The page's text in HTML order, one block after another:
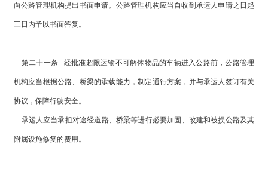
向公路管理机构提出书面申请。公路管理机构应当自收到承运人申请之日起
三日内予以书面答复。
第二十一条 经批准超限运输不可解体物品的车辆进入公路前，公路管理
机构应当根据公路、桥梁的承载能力，制定通行方案，并与承运人签订有关
协议，保障行驶安全。
承运人应当承担对途经道路、桥梁等进行必要加固、改建和被损公路及其
附属设施修复的费用。